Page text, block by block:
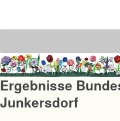
Ergebnisse
Junkersdorf